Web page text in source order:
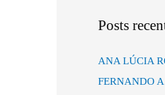
u
i
Posts
ANA LÚCIA
FERNANDO